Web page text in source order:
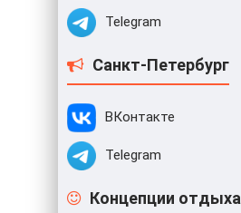
Telegram
Санкт-Петербург
ВКонтакте
Telegram
Концепции отдыха